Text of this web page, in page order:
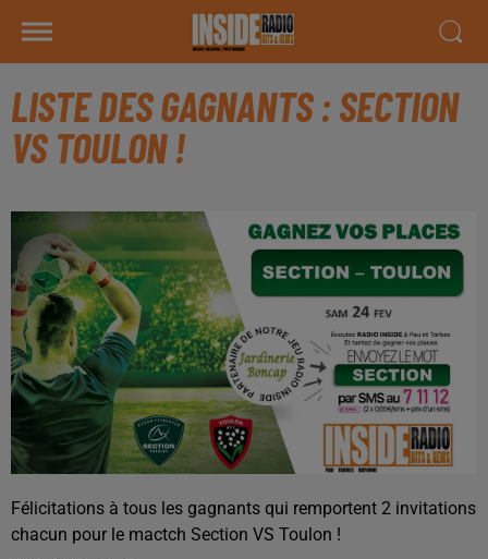
LISTE DES GAGNANTS : SECTION
VS TOULON !
Félicitations à tous les gagnants qui remportent 2 invitations
chacun pour le mactch Section VS Toulon !